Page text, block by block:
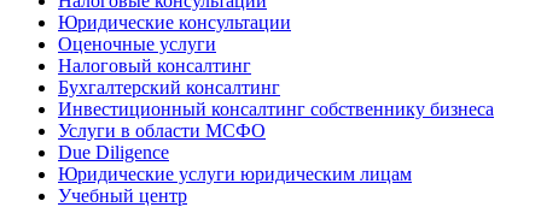
Юридические консультации
Оценочные услуги
Налоговый консалтинг
Бухгалтерский консалтинг
Инвестиционный консалтинг собственнику бизнеса
Услуги в области МСФО
Due Diligence
Юридические услуги юридическим лицам
Учебный центр